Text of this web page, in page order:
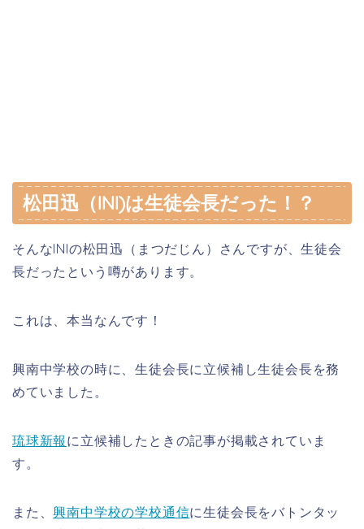
松田迅（INI)は生徒会長だった！？
そんなINIの松田迅（まつだじん）さんですが、生徒会
長だったという噂があります。
これは、本当なんです！
興南中学校の時に、生徒会長に立候補し生徒会長を務
めていました。
琉球新報 に立候補したときの記事が掲載されていま
す。
また、興南中学校の学校通信に生徒会長をバトンタッ